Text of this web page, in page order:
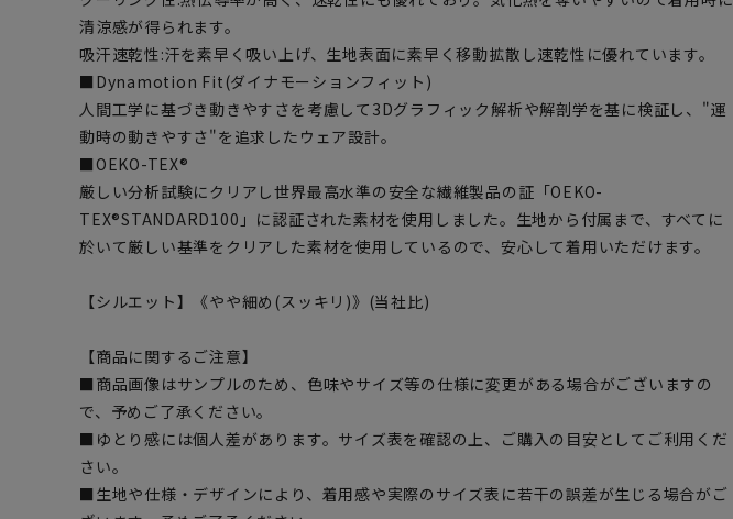
清涼感が得られます。
吸汗速乾性:汗を素早く吸い上げ、生地表面に素早く移動拡散し速乾性に優れています。
■Dynamotion Fit(ダイナモーションフィット)
人間工学に基づき動きやすさを考慮して3Dグラフィック解析や解剖学を基に検証し、"運
動時の動きやすさ"を追求したウェア設計。
■OEKO-TEX®
厳しい分析試験にクリアし世界最高水準の安全な繊維製品の証「OEKO-
TEX®STANDARD100」に認証された素材を使用しました。生地から付属まで、すべてに
於いて厳しい基準をクリアした素材を使用しているので、安心して着用いただけます。
【シルエット】《やや細め(スッキリ)》(当社比)
【商品に関するご注意】
■商品画像はサンプルのため、色味やサイズ等の仕様に変更がある場合がございますの
で、予めご了承ください。
■ゆとり感には個人差があります。サイズ表を確認の上、ご購入の目安としてご利用くだ
さい。
■生地や仕様・デザインにより、着用感や実際のサイズ表に若干の誤差が生じる場合がご